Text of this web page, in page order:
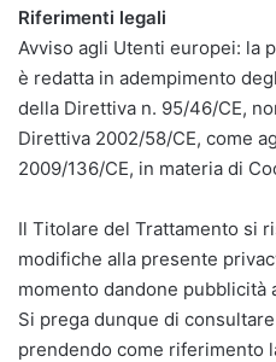
Riferimenti legali
Avviso agli Utenti europei: la
è redatta in adempimento
della Direttiva n. 95/46/CE,
Direttiva 2002/58/CE, come
2009/136/CE, in materia di
Il Titolare del Trattamento si
modifiche alla presente
momento dandone pubblicità
Si prega dunque di
prendendo come riferimento